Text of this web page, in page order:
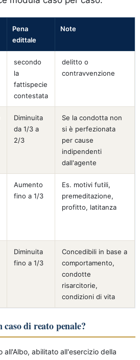
Pena
edittale
Note
secondo
la
fattispecie
contestata
delitto o
contravvenzione
Diminuita
da 1/3 a
2/3
Se la condotta non
si è perfezionata
per cause
indipendenti
dall'agente
Aumento
fino a 1/3
Es. motivi futili,
premeditazione,
profitto, latitanza
Diminuita
fino a 1/3
Concedibili in base a
comportamento,
condotte
risarcitorie,
condizioni di vita
di reato penale?
all'Albo, abilitato all'esercizio della